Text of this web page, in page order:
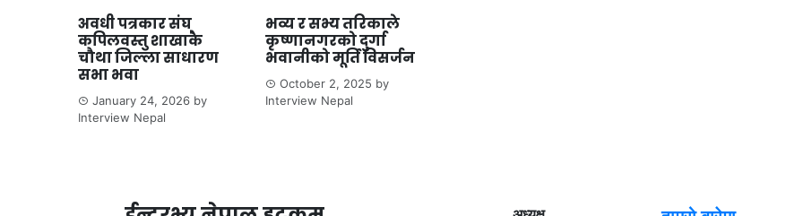
अवधी पत्रकार संघ
कपिलवस्तु शाखाकै
चौथा जिल्ला साधारण
सभा भवा
January 24, 2026 by
Interview Nepal
भव्य र सभ्य तरिकाले
कृष्णानगरको दुर्गा
भवानीको मूर्ति विसर्जन
October 2, 2025 by
Interview Nepal